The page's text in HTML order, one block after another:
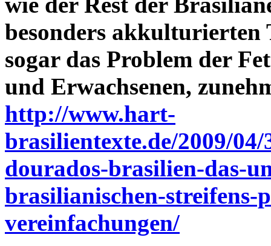
besonders akkulturierten
sogar das Problem der
und Erwachsenen,
http://www.hart-
brasilientexte.de/2009/
dourados-brasilien-das-
brasilianischen-
vereinfachungen/